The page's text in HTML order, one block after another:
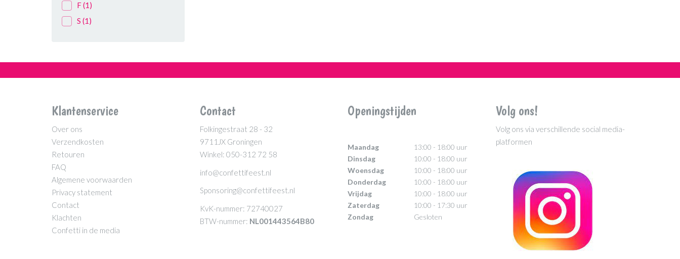
Beroepen
Biker
Charleston
Cowboys & Cowgirls
Dieren (45)
Disney
Dokters & Zusters
F(1)
S (1)
Klantenservice
Over ons
Verzendkosten
Retouren
FAQ
Algemene voorwaarden
Privacy statement
Contact
Klachten
Confetti in de media
Contact
Folkingestraat 28 - 32
9711JX Groningen
Winkel: 050-312 72 58
info@confettifeest.nl
Sponsoring@confettifeest.nl
KvK-nummer: 72740027
BTW-nummer: NL001443564B80
Openingstijden
Maandag
13:00 - 18:00 uur
Dinsdag
10:00 - 18:00 uur
Woensdag
10:00 - 18:00 uur
Donderdag
10:00 - 18:00 uur
Vrijdag
10:00 - 18:00 uur
Zaterdag
10:00 - 17:30 uur
Zondag
Gesloten
Volg ons!
Volg ons via verschillende social media-
platformen